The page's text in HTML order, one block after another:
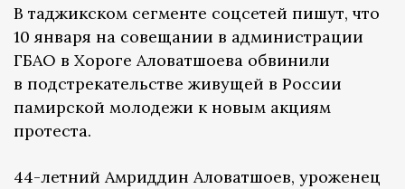
В таджикском сегменте соцсетей пишут, что
10 января на совещании в администрации
ГБАО в Хороге Аловатшоева обвинили
в подстрекательстве живущей в России
памирской молодежи к новым акциям
протеста.
44-летний Амриддин Аловатшоев, уроженец